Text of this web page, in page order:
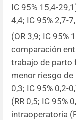
IC 95% 15,4-
4,4; IC 95% 2,7-
(OR 3,9; IC 95%
comparación
trabajo de parto
menor riesgo de
0,3; IC 95% 0,2-
(RR 0,5; IC 95%
intraoperatoria